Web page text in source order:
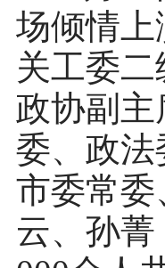
场倾情
关工委
政协副
委、政
市委常
云、孙